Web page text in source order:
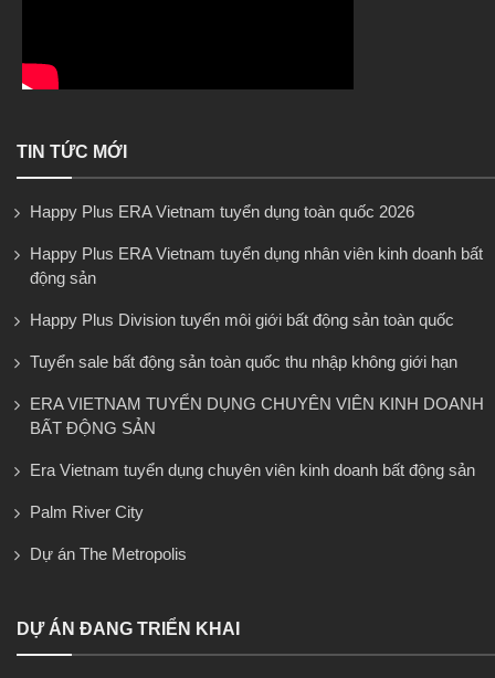
TIN TỨC MỚI
Happy Plus ERA Vietnam tuyển dụng toàn quốc 2026
Happy Plus ERA Vietnam tuyển dụng nhân viên kinh doanh bất
động sản
Happy Plus Division tuyển môi giới bất động sản toàn quốc
Tuyển sale bất động sản toàn quốc thu nhập không giới hạn
ERA VIETNAM TUYỂN DỤNG CHUYÊN VIÊN KINH DOANH
BẤT ĐỘNG SẢN
Era Vietnam tuyển dụng chuyên viên kinh doanh bất động sản
Palm River City
Dự án The Metropolis
DỰ ÁN ĐANG TRIỂN KHAI